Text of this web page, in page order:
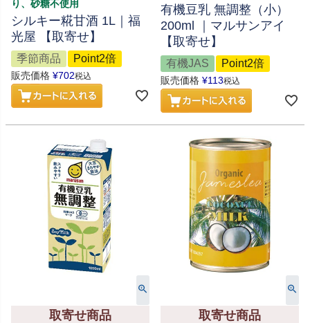
り、砂糖不使用
シルキー糀甘酒 1L｜福
光屋 【取寄せ】
季節商品 Point2倍
販売価格 ¥702税込
有機豆乳 無調整（小）
200ml ｜マルサンアイ
【取寄せ】
有機JAS Point2倍
販売価格 ¥113税込
取寄せ商品 取寄せ商品